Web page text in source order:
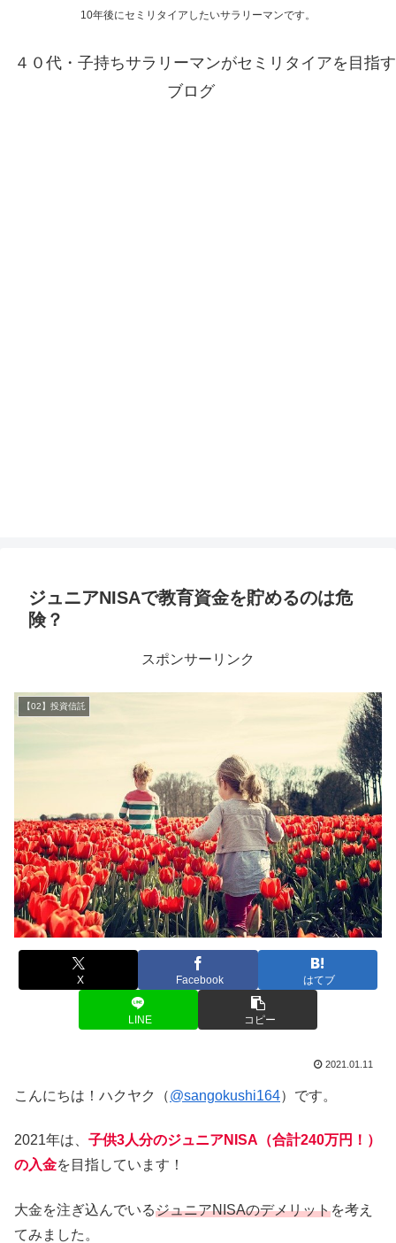
10年後にセミリタイアしたいサラリーマンです。
４０代・子持ちサラリーマンがセミリタイアを目指す
ブログ
ジュニアNISAで教育資金を貯めるのは危
険？
スポンサーリンク
【02】投資信託
X Facebook はてブ
LINE コピー
2021.01.11
こんにちは！ハクヤク（@sangokushi164）です。
2021年は、 子供3人分のジュニアNISA（合計240万円！）
の入金を目指しています！
大金を注ぎ込んでいるジュニアNISAのデメリットを考え
てみました。